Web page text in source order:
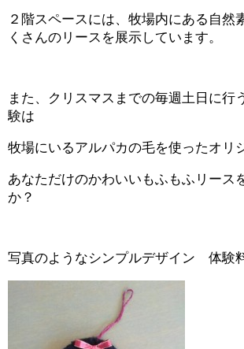
２階スペースには、牧場内にある自然
くさんのリースを展示しています。
また、クリスマスまでの毎週土日に行
験は
牧場にいるアルパカの毛を使ったオリ
あなただけのかわいいもふもふリース
か？
写真のようなシンプルデザイン 体験